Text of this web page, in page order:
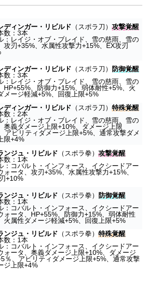
ディンガー・リビルド （スポラ刀） 攻撃覚醒
数：3本
：レイジ・オブ・ブレイド、雪の慈雨、雪の
攻刃+35%、水属性攻撃力+15%、EX攻刃
ディンガー・リビルド （スポラ刀）
防御覚醒
数：3本
：レイジ・オブ・ブレイド、雪の慈雨、雪の
HP+55%、防御力+15%、弱体耐性+5%、火
メージ軽減+5%、回復上限+5%
ディンガー・リビルド （スポラ刀） 特殊覚醒
数：2本
：レイジ・オブ・ブレイド、雪の慈雨、雪の
奥義ダメージ上限+10%、ダメージ上限
アビリティダメージ上限+5%、通常攻撃ダメ
限+4%
ンジュ・リビルド （スポラ拳） 攻撃覚醒
数：1本
：コバルト・インフォース、イクシードアー
ォータ、攻刃+35%、水属性攻撃力+15%、
+10%
ンジュ・リビルド （スポラ拳）
防御覚醒
数：1本
：コバルト・インフォース、イクシードアー
ォータ、HP+55%、防御力+15%、弱体耐性
火属性ダメージ軽減+5%、回復上限+5%
ンジュ・リビルド （スポラ拳） 特殊覚醒
数：1本
：コバルト・インフォース、イクシードアー
ォータ、奥義ダメージ上限+10%、ダメージ
％、アビリティダメージ上限+5%、通常攻撃
ジ上限+4%